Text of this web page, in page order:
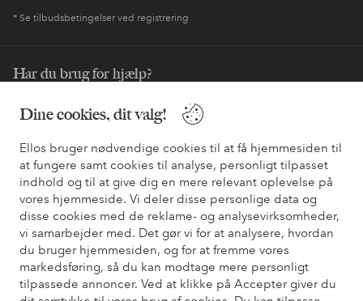
Dine cookies, dit valg!
Ellos bruger nødvendige cookies til at få hjemmesiden til
at fungere samt cookies til analyse, personligt tilpasset
indhold og til at give dig en mere relevant oplevelse på
vores hjemmeside. Vi deler disse personlige data og
disse cookies med de reklame- og analysevirksomheder,
vi samarbejder med. Det gør vi for at analysere, hvordan
du bruger hjemmesiden, og for at fremme vores
markedsføring, så du kan modtage mere personligt
tilpassede annoncer. Ved at klikke på Accepter giver du
* Se tilbudsbetingelser ved registrering
Har du brug for hjælp?
Du kan finde svar på de oftest stillede spørgsmål i vores FAQ.
Du kan også finde oplysninger om, hvordan du kontakter os.
Kundeservice Bestilling Betalingsmåde
Mine sider
Om Ellos